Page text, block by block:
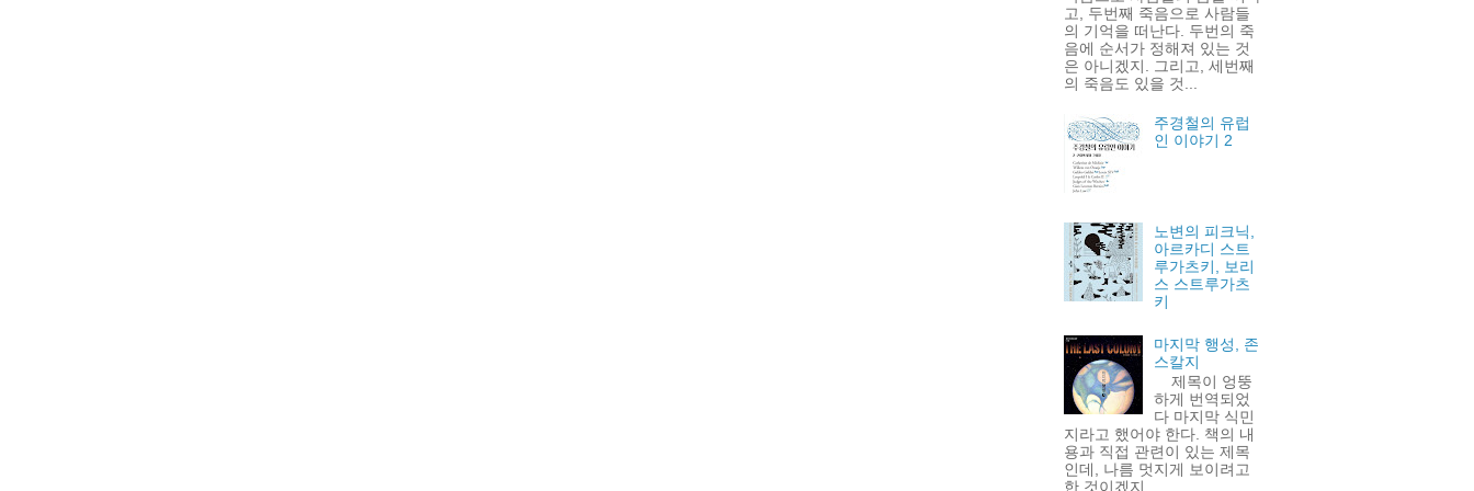
고, 두번째 죽음으로 사람들
의 기억을 떠난다. 두번의 죽
음에 순서가 정해져 있는 것
은 아니겠지. 그리고, 세번째
의 죽음도 있을 것...
주경철의 유럽
인 이야기 2
노변의 피크닉,
아르카디 스트
루가츠키, 보리
스 스트루가츠
키
마지막 행성, 존
스칼지
제목이 엉뚱
하게 번역되었
다 마지막 식민
지라고 했어야 한다. 책의 내
용과 직접 관련이 있는 제목
인데, 나름 멋지게 보이려고
한 것이겠지.